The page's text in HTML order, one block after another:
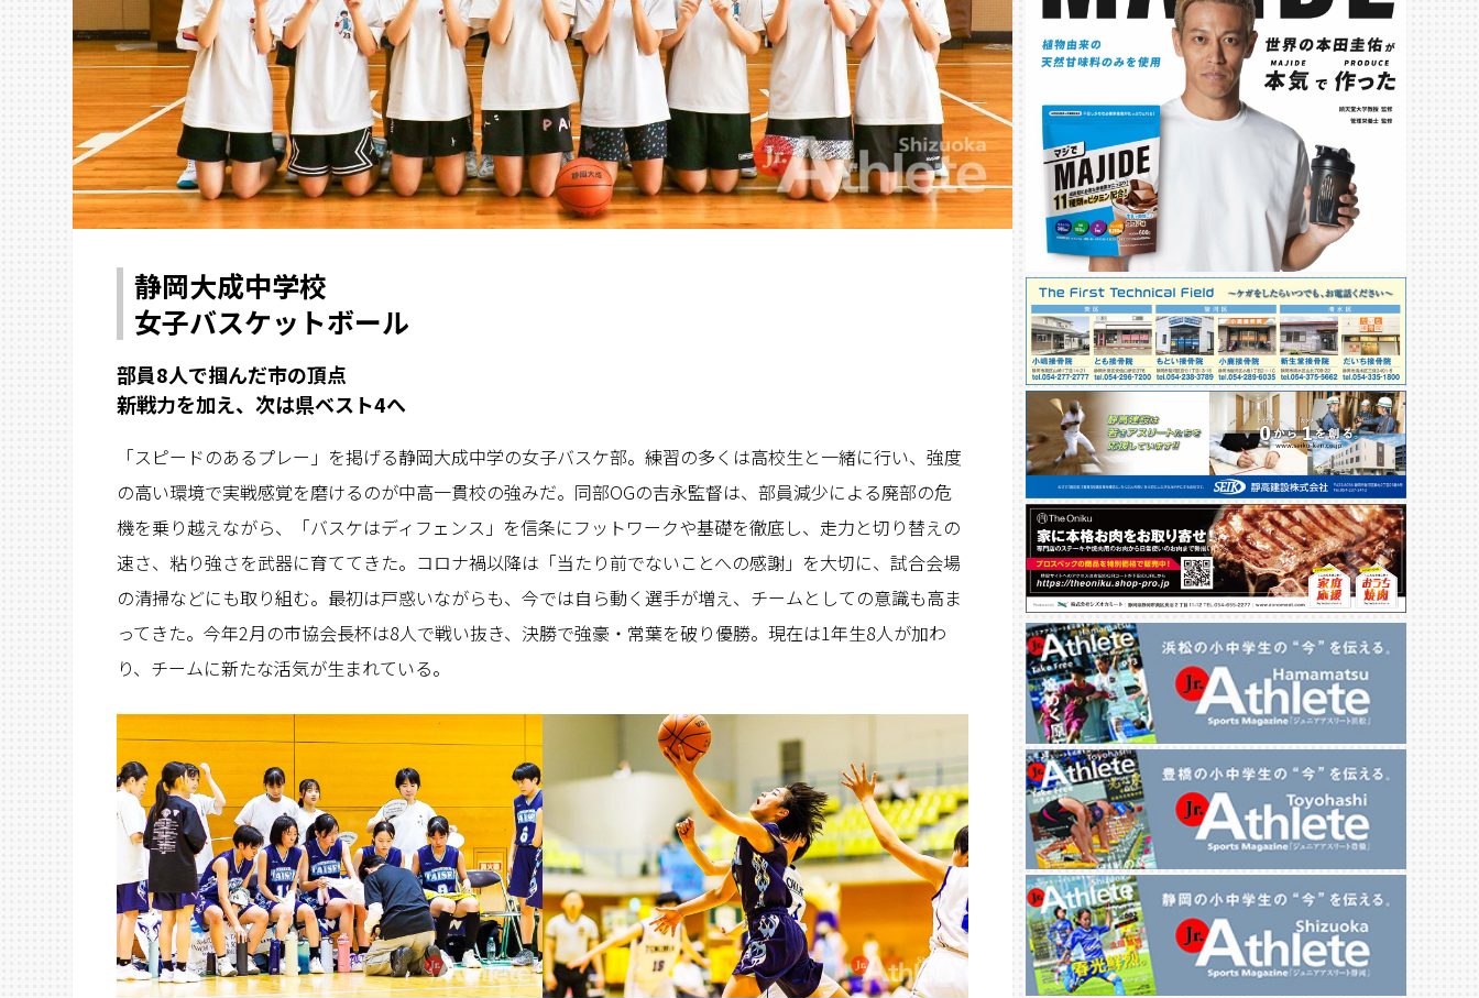
静岡大成中学校
女子バスケットボール
部員8人で掴んだ市の頂点
新戦力を加え、次は県ベスト4へ
「スピードのあるプレー」を掲げる静岡大成中学の女子バスケ部。練習の多くは高校生と一緒に行い、強度
の高い環境で実戦感覚を磨けるのが中高一貫校の強みだ。同部OGの吉永監督は、部員減少による廃部の危
機を乗り越えながら、「バスケはディフェンス」を信条にフットワークや基礎を徹底し、走力と切り替えの
速さ、粘り強さを武器に育ててきた。コロナ禍以降は「当たり前でないことへの感謝」を大切に、試合会場
の清掃などにも取り組む。最初は戸惑いながらも、今では自ら動く選手が増え、チームとしての意識も高ま
ってきた。今年2月の市協会長杯は8人で戦い抜き、決勝で強豪・常葉を破り優勝。現在は1年生8人が加わ
り、チームに新たな活気が生まれている。